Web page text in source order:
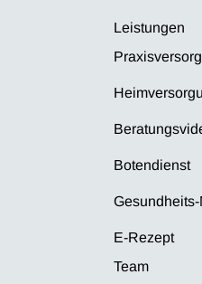
Leistungen
Botendienst
E-Rezept
Team